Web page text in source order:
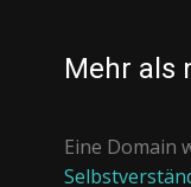
Mehr als
Eine Domain